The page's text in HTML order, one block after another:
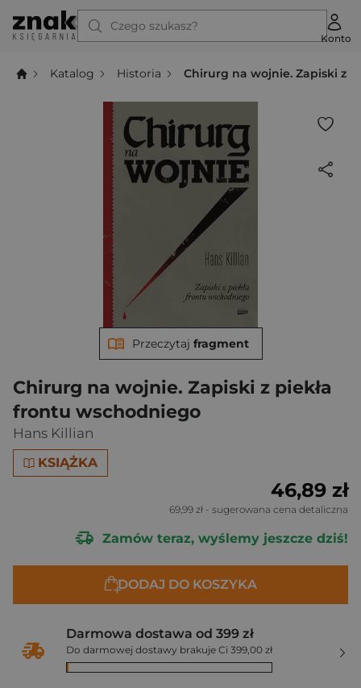
Czego szukasz?
Konto
Katalog Historia Chirurg na wojnie. Zapiski z
Chirurg na wojnie. Zapiski z piekła
frontu wschodniego
Hans Killian
KSIĄŻKA
Przeczytaj fragment
46,89 zł
69,99 zł - sugerowana cena detaliczna
Zamów teraz, wyślemy jeszcze dziś!
DODAJ DO KOSZYKA
Darmowa dostawa od 399 zł
Do darmowej dostawy brakuje Ci 399,00 zł